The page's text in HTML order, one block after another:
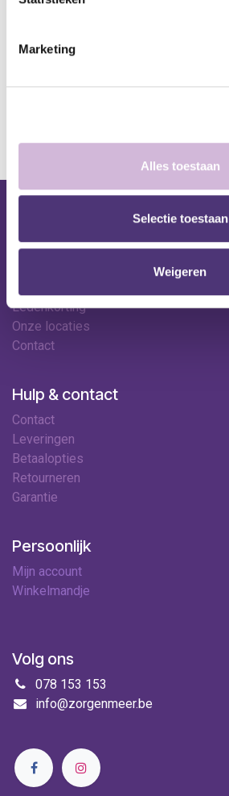
Marketing
Alles toestaan
Selectie toestaan
Weigeren
Levering: 2-5 werkdagen*
Shop
Ledenkorting
Onze locaties
Contact
Hulp & contact
Contact
Leveringen
Betaalopties
Retourneren
Garantie
Persoonlijk
Mijn account
Winkelmandje
Volg ons
078 153 153
info@zorgenmeer.be